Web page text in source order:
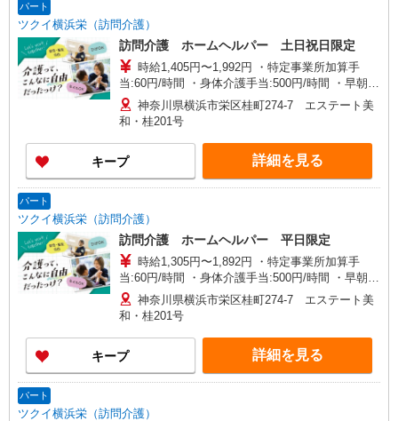
パート
ツクイ横浜栄（訪問介護）
訪問介護 ホームヘルパー 土日祝日限定
時給1,405円〜1,992円 ・特定事業所加算手
当:60円/時間 ・身体介護手当:500円/時間 ・早朝夜
間深夜手当:300円/時間 （18:00〜翌07:59の時間
帯） ・ICT手当:2,000円/月 ・深夜割増は別途支給
・ケア→ケアの移動時間も賃金（時給）を支給 ・
土日祝日手当:100円/時間含む ※給与幅は資格・経
験等による
神奈川県横浜市栄区桂町274-7 エステート美
和・桂201号
キープ 詳細を見る
パート
ツクイ横浜栄（訪問介護）
訪問介護 ホームヘルパー 平日限定
時給1,305円〜1,892円 ・特定事業所加算手
当:60円/時間 ・身体介護手当:500円/時間 ・早朝夜
間深夜手当:300円/時間 （18:00〜翌07:59の時間
帯） ・ICT手当:2,000円/月 ・深夜割増は別途支給
・ケア→ケアの移動時間も賃金（時給）を支給 ※
給与幅は資格・経験等による
神奈川県横浜市栄区桂町274-7 エステート美
和・桂201号
キープ 詳細を見る
パート
ツクイ横浜栄（訪問介護）